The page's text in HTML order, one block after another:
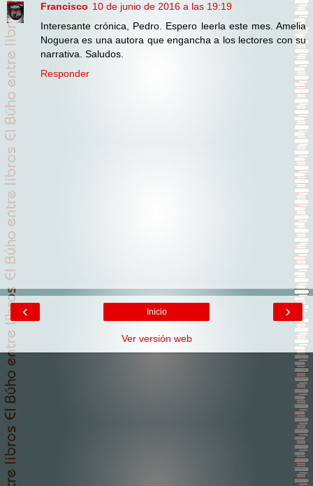
Francisco 10 de junio de 2016 a las 19:19
Interesante crónica, Pedro. Espero leerla este mes. Amelia
Noguera es una autora que engancha a los lectores con su
narrativa. Saludos.
Responder
‹ ›
Inicio
Ver versión web